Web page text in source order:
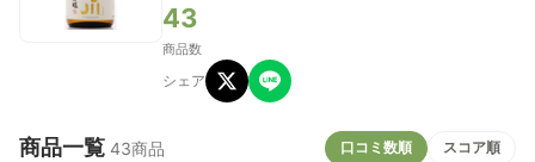
43
商品数
シェア
商品一覧 43商品 口コミ数順 スコア順